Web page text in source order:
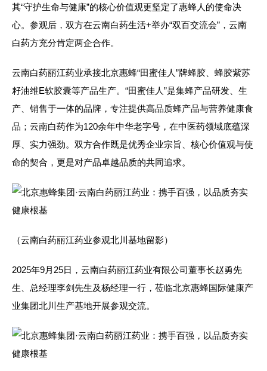
其“守护生命与健康”的核心价值观更坚定了惠蜂人的使命决
心。参观后，双方在云南白药生活+举办“双百交流会”，云南
白药方充分肯定两企合作。
云南白药丽江药业承接北京惠蜂“田蜜佳人”牌蜂胶、蜂胶紫苏
籽油维E软胶囊等产品生产。“田蜜佳人”是集蜂产品研发、生
产、销售于一体的品牌，专注提供高品质蜂产品与营养健康食
品；云南白药作为120余年中华老字号，在中医药领域底蕴深
厚、实力强劲。双方合作既是优秀企业宗旨、核心价值观与使
命的契合，更是对产品卓越品质的共同追求。
（云南白药丽江药业参观北川基地留影）
2025年9月25日，云南白药丽江药业有限公司董事长赵勇先
生、总经理李剑先生及杨经理一行，莅临北京惠蜂国际健康产
业集团北川生产基地开展参观交流。